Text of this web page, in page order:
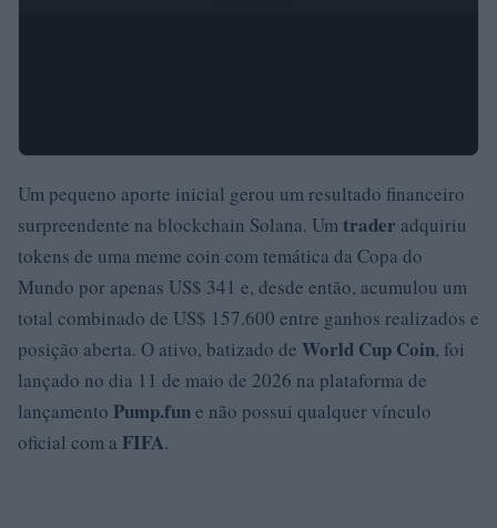
Um pequeno aporte inicial gerou um resultado financeiro
surpreendente na blockchain Solana. Umtrader adquiriu
tokens de uma meme coin com temática da Copa do
Mundo por apenas US$ 341 e, desde então, acumulou um
total combinado de US$ 157.600 entre ganhos realizados e
posição aberta. O ativo, batizado de World Cup Coin, foi
lançado no dia 11 de maio de 2026 na plataforma de
lançamento Pump.fune não possui qualquer vínculo
oficial com a FIFA.